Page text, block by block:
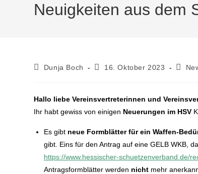
Neuigkeiten aus dem
Dunja Boch 16. Oktober 2023
Hallo liebe Vereinsvertreterinnen und
Ihr habt gewiss von einigen Neuerungen im HSV
Es gibt neue Formblätter für ein Waffen-
gibt. Eins für den Antrag auf eine GELB WKB,
https://www.hessischer-schuetzenverband.de/
Antragsformblätter werden nicht mehr